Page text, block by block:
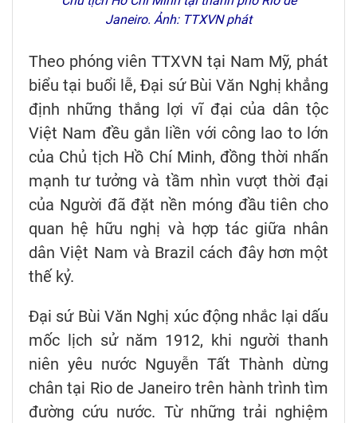
Janeiro. Ảnh: TTXVN phát
Theo phóng viên TTXVN tại Nam Mỹ, phát
biểu tại buổi lễ, Đại sứ Bùi Văn Nghị khẳng
định những thắng lợi vĩ đại của dân tộc
Việt Nam đều gắn liền với công lao to lớn
của Chủ tịch Hồ Chí Minh, đồng thời nhấn
mạnh tư tưởng và tầm nhìn vượt thời đại
của Người đã đặt nền móng đầu tiên cho
quan hệ hữu nghị và hợp tác giữa nhân
dân Việt Nam và Brazil cách đây hơn một
thế kỷ.
Đại sứ Bùi Văn Nghị xúc động nhắc lại dấu
mốc lịch sử năm 1912, khi người thanh
niên yêu nước Nguyễn Tất Thành dừng
chân tại Rio de Janeiro trên hành trình tìm
đường cứu nước. Từ những trải nghiệm